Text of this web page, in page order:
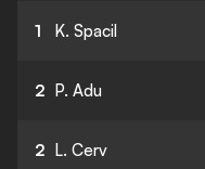
1 K. Spacil
2 P. Adu
2 L. Cerv